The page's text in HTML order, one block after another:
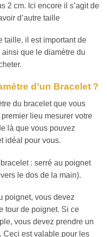
2 cm. Ici encore il s’agit de
d’autre taille
taille, il est important de
que le diamètre du
d’un Bracelet ?
du bracelet que vous
lieu mesurer votre
là que vous pouvez
idéal pour vous.
: serré au poignet
le dos de la main).
poignet, vous devez
tour de poignet. Si ce
vous devez prendre un
Ceci est valable pour les